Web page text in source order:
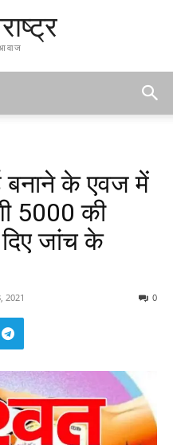
बनाने के एवज में
5000 की
जांच के
2021 0